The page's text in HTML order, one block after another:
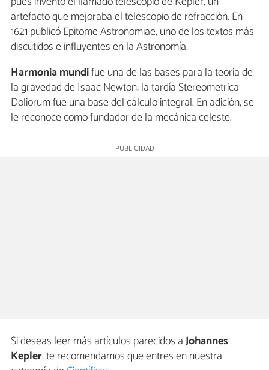
artefacto que mejoraba el telescopio de refracción. En
1621 publicó Epitome Astronomiae, uno de los textos más
discutidos e influyentes en la Astronomía.
Harmonia mundifue una de las bases para la teoría de
la gravedad de Isaac Newton; la tardía Stereometrica
Doliorum fue una base del cálculo integral. En adición, se
le reconoce como fundador de la mecánica celeste.
Si deseas leer más artículos parecidos aJohannes
Kepler, te recomendamos que entres en nuestra